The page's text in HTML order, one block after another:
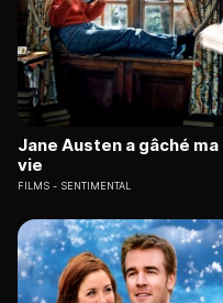
Jane Austen a gâché ma
vie
FILMS SENTIMENTAL